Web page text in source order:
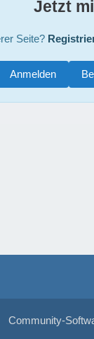
Jetzt
Seite?
Anmelden
Community-